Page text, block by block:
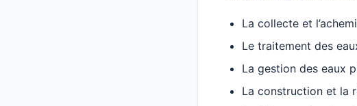
La collecte et
Le traitement des
La gestion des eaux
La construction et la